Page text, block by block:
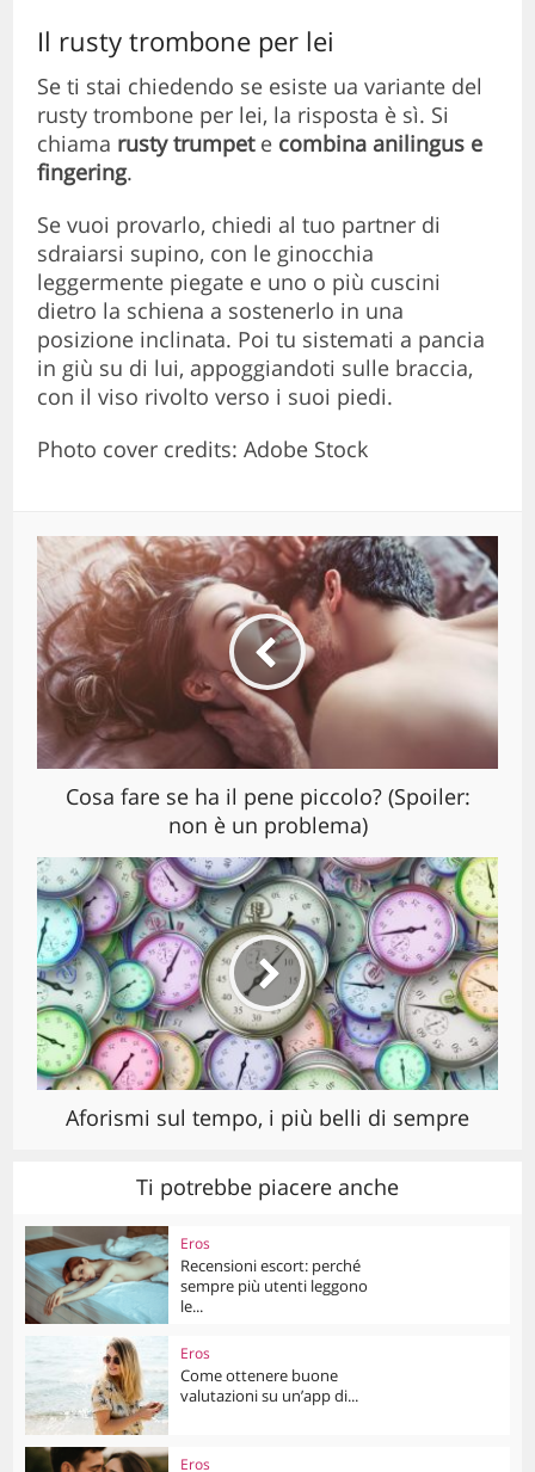
Il rusty trombone per lei
Se ti stai chiedendo se esiste ua variante del
rusty trombone per lei, la risposta è sì. Si
chiama rusty trumpete combina anilingus e
fingering.
Se vuoi provarlo, chiedi al tuo partner di
sdraiarsi supino, con le ginocchia
leggermente piegate e uno o più cuscini
dietro la schiena a sostenerlo in una
posizione inclinata. Poi tu sistemati a pancia
in giù su di lui, appoggiandoti sulle braccia,
con il viso rivolto verso i suoi piedi.
Photo cover credits: Adobe Stock
Cosa fare se ha il pene piccolo? (Spoiler:
non è un problema)
Aforismi sul tempo, i più belli di sempre
Ti potrebbe piacere anche
Eros
Recensioni escort: perché
sempre più utenti leggono
le...
Eros
Come ottenere buone
valutazioni su un’app di...
Eros